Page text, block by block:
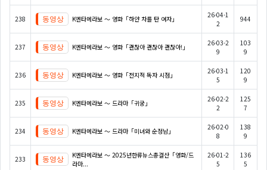
238 K엔타메라보 ～ 영화「하얀 차를 탄 여자」
26-04-1
2
944
237 K엔타메라보 ～ 영화「괜찮아 괜찮아 괜찮아!」
26-03-2
9
103
9
236 K엔타메라보 ～ 영화「전지적 독자 시점」
26-03-1
5
120
9
235 K엔타메라보 ～ 드라마「귀궁」
26-02-2
2
125
7
234 K엔타메라보 ～ 드라마「미녀와 순정남」
26-02-0
8
138
9
233
K엔타메라보 ～ 2025년한류뉴스총결산「영화/드
라마...
26-01-2
5
136
5